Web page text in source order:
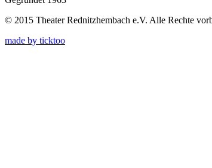
© 2015 Theater Rednitzhembach e.V. Alle Rechte
made by ticktoo